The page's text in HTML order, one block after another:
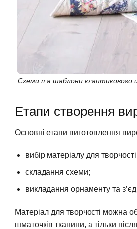
Схеми та шаблони клаптикового
Етапи створення
Основні етапи виготовлення
вибір матеріалу для творчості;
складання схеми;
викладання орнаменту та
Матеріал для творчості можна
шматочків тканини, а тільки